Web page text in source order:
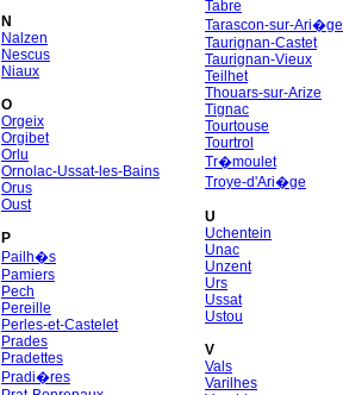
N
Nalzen
Nescus
Niaux
O
Orgeix
Orgibet
Orlu
Ornolac-Ussat-les-Bains
Orus
Oust
P
Pailh�s
Pamiers
Pech
Pereille
Perles-et-Castelet
Prades
Pradettes
Pradi�res
Tabre
Tarascon-sur-Ari�ge
Taurignan-Castet
Taurignan-Vieux
Teilhet
Thouars-sur-Arize
Tignac
Tourtouse
Tourtrol
Tr�moulet
Troye-d'Ari�ge
U
Uchentein
Unac
Unzent
Urs
Ussat
Ustou
V
Vals
Varilhes